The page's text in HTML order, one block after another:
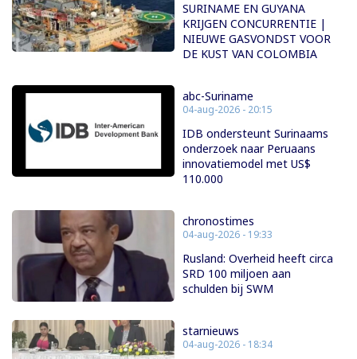
SURINAME EN GUYANA
KRIJGEN CONCURRENTIE |
NIEUWE GASVONDST VOOR
DE KUST VAN COLOMBIA
abc-Suriname
04-aug-2026 - 20:15
IDB ondersteunt Surinaams
onderzoek naar Peruaans
innovatiemodel met US$
110.000
chronostimes
04-aug-2026 - 19:33
Rusland: Overheid heeft circa
SRD 100 miljoen aan
schulden bij SWM
starnieuws
04-aug-2026 - 18:34